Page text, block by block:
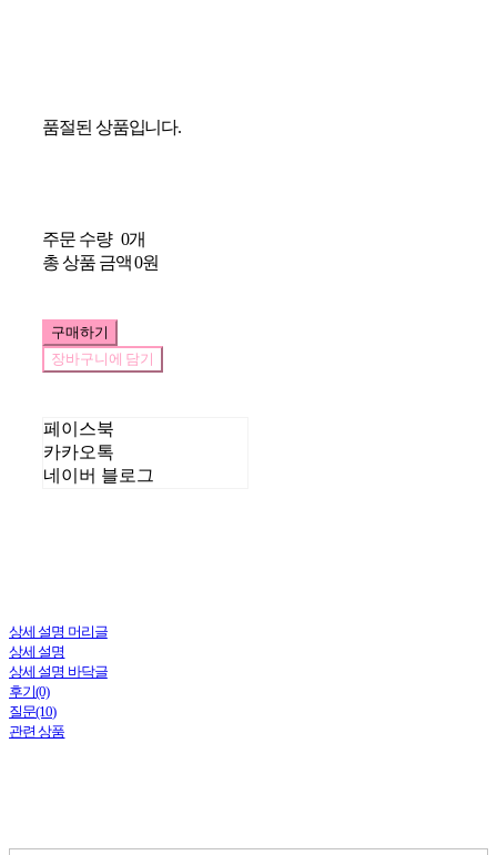
품절된 상품입니다.
주문 수량 0개
총 상품 금액0원
구매하기
장바구니에 담기
페이스북
카카오톡
네이버 블로그
상세 설명 머리글
상세 설명
상세 설명 바닥글
후기(0)
질문(10)
관련 상품